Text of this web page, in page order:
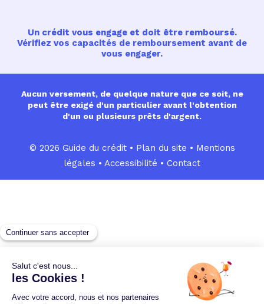
Un crédit vous engage et doit être remboursé.
Vérifiez vos capacités de remboursement avant de
vous engager.
Aucun versement, de quelque nature que ce soit, ne
peut être exigé d'un particulier avant l'obtention
d'un ou plusieurs prêts d'argent.
© 2026 Guide du crédit • Plan du site • Mentions
légales • Accessibilité • Contact